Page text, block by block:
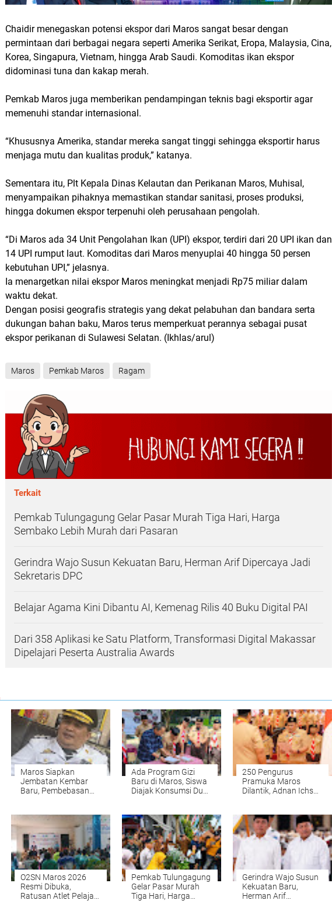
Chaidir menegaskan potensi ekspor dari Maros sangat besar dengan
permintaan dari berbagai negara seperti Amerika Serikat, Eropa, Malaysia, Cina,
Korea, Singapura, Vietnam, hingga Arab Saudi. Komoditas ikan ekspor
didominasi tuna dan kakap merah.
Pemkab Maros juga memberikan pendampingan teknis bagi eksportir agar
memenuhi standar internasional.
“Khususnya Amerika, standar mereka sangat tinggi sehingga eksportir harus
menjaga mutu dan kualitas produk,” katanya.
Sementara itu, Plt Kepala Dinas Kelautan dan Perikanan Maros, Muhisal,
menyampaikan pihaknya memastikan standar sanitasi, proses produksi,
hingga dokumen ekspor terpenuhi oleh perusahaan pengolah.
“Di Maros ada 34 Unit Pengolahan Ikan (UPI) ekspor, terdiri dari 20 UPI ikan dan
14 UPI rumput laut. Komoditas dari Maros menyuplai 40 hingga 50 persen
kebutuhan UPI,” jelasnya.
Ia menargetkan nilai ekspor Maros meningkat menjadi Rp75 miliar dalam
waktu dekat.
Dengan posisi geografis strategis yang dekat pelabuhan dan bandara serta
dukungan bahan baku, Maros terus memperkuat perannya sebagai pusat
ekspor perikanan di Sulawesi Selatan. (Ikhlas/arul)
Maros Pemkab Maros Ragam
Terkait
Pemkab Tulungagung Gelar Pasar Murah Tiga Hari, Harga
Sembako Lebih Murah dari Pasaran
Gerindra Wajo Susun Kekuatan Baru, Herman Arif Dipercaya Jadi
Sekretaris DPC
Belajar Agama Kini Dibantu AI, Kemenag Rilis 40 Buku Digital PAI
Dari 358 Aplikasi ke Satu Platform, Transformasi Digital Makassar
Dipelajari Peserta Australia Awards
Maros Siapkan
Jembatan Kembar
Baru, Pembebasan
Ada Program Gizi
Baru di Maros, Siswa
Diajak Konsumsi Dua
250 Pengurus
Pramuka Maros
Dilantik, Adnan Ichsan
O2SN Maros 2026
Resmi Dibuka,
Ratusan Atlet Pelajar
Pemkab Tulungagung
Gelar Pasar Murah
Tiga Hari, Harga
Gerindra Wajo Susun
Kekuatan Baru,
Herman Arif